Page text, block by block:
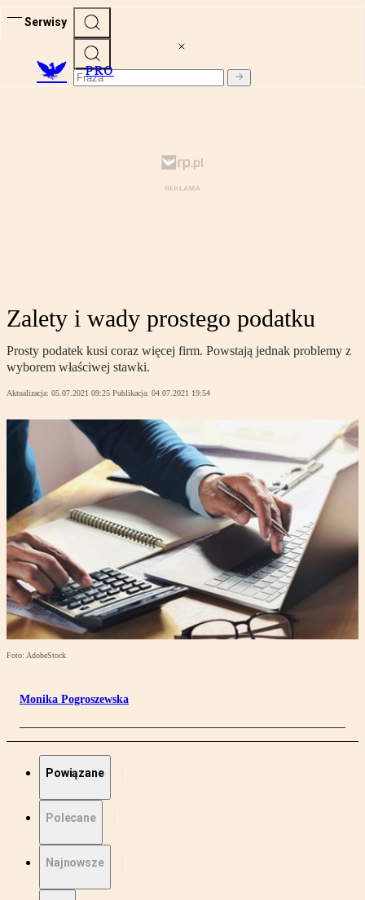
Serwisy
PRO
Zalety i wady prostego podatku
Prosty podatek kusi coraz więcej firm. Powstają jednak problemy z
wyborem właściwej stawki.
Aktualizacja: 05.07.2021 09:25 Publikacja: 04.07.2021 19:54
Foto: AdobeStock
Monika Pogroszewska
Powiązane
Polecane
Najnowsze